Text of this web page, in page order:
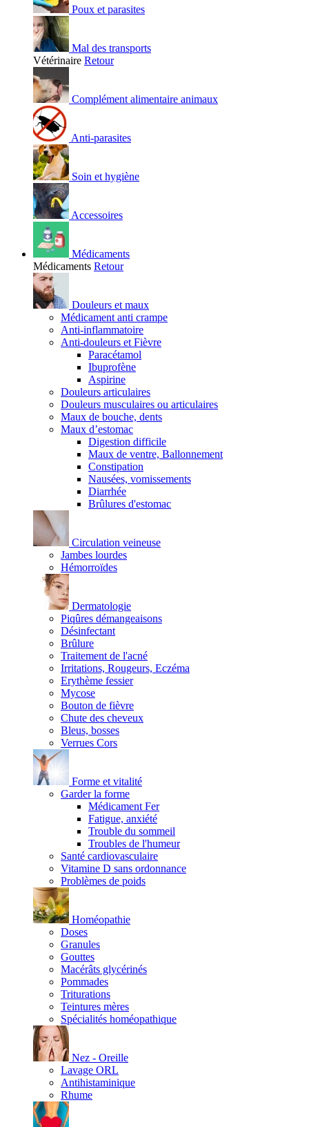
Poux et parasites
Mal des transports
Vétérinaire Retour
Complément alimentaire animaux
Anti-parasites
Soin et hygiène
Accessoires
Médicaments
Médicaments Retour
Douleurs et maux
Médicament anti crampe
Anti-inflammatoire
Anti-douleurs et Fièvre
Paracétamol
Ibuprofène
Aspirine
Douleurs articulaires
Douleurs musculaires ou articulaires
Maux de bouche, dents
Maux d’estomac
Digestion difficile
Maux de ventre, Ballonnement
Constipation
Nausées, vomissements
Diarrhée
Brûlures d'estomac
Circulation veineuse
Jambes lourdes
Hémorroïdes
Dermatologie
Piqûres démangeaisons
Désinfectant
Brûlure
Traitement de l'acné
Irritations, Rougeurs, Eczéma
Erythème fessier
Mycose
Bouton de fièvre
Chute des cheveux
Bleus, bosses
Verrues Cors
Forme et vitalité
Garder la forme
Médicament Fer
Fatigue, anxiété
Trouble du sommeil
Troubles de l'humeur
Santé cardiovasculaire
Vitamine D sans ordonnance
Problèmes de poids
Homéopathie
Doses
Granules
Gouttes
Macérâts glycérinés
Pommades
Triturations
Teintures mères
Spécialités homéopathique
Nez - Oreille
Lavage ORL
Antihistaminique
Rhume